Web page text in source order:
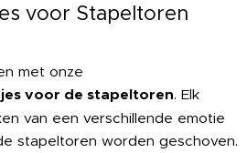
voor Stapeltoren 😊
met onze
voor de stapeltoren. Elk
van een verschillende emotie
stapeltoren worden geschoven.